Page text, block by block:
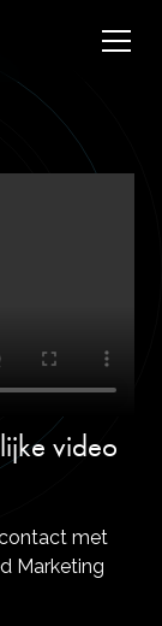
video
met
Marketing